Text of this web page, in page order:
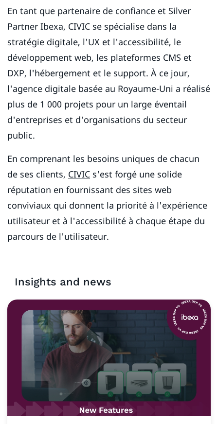
En tant que partenaire de confiance et Silver
Partner Ibexa, CIVIC se spécialise dans la
stratégie digitale, l'UX et l'accessibilité, le
développement web, les plateformes CMS et
DXP, l'hébergement et le support. À ce jour,
l'agence digitale basée au Royaume-Uni a réalisé
plus de 1 000 projets pour un large éventail
d'entreprises et d'organisations du secteur
public.
En comprenant les besoins uniques de chacun
de ses clients, CIVIC s'est forgé une solide
réputation en fournissant des sites web
conviviaux qui donnent la priorité à l'expérience
utilisateur et à l'accessibilité à chaque étape du
parcours de l'utilisateur.
Insights and news